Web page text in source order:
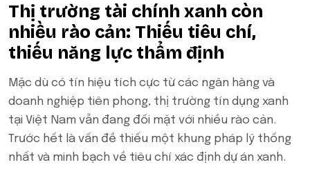
Thị trường tài chính xanh còn
nhiều rào cản: Thiếu tiêu chí,
thiếu năng lực thẩm định
Mặc dù có tín hiệu tích cực từ các ngân hàng và
doanh nghiệp tiên phong, thị trường tín dụng xanh
tại Việt Nam vẫn đang đối mặt với nhiều rào cản.
Trước hết là vấn đề thiếu một khung pháp lý thống
nhất và minh bạch về tiêu chí xác định dự án xanh.